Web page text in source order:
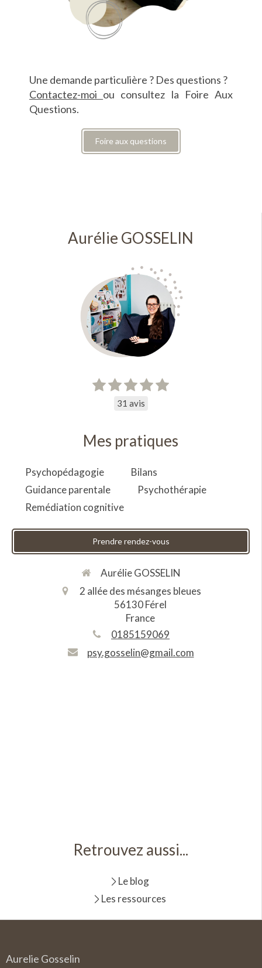
Une demande particulière ? Des questions ?
Contactez-moi ou consultez la Foire Aux
Questions.
Foire aux questions
Aurélie GOSSELIN
31 avis
Mes pratiques
Psychopédagogie
Bilans
Guidance parentale
Psychothérapie
Remédiation cognitive
Prendre rendez-vous
Aurélie GOSSELIN
2 allée des mésanges bleues
56130Férel
France
0185159069
psy.gosselin@gmail.com
Retrouvez aussi...
Le blog
Les ressources
Aurelie Gosselin